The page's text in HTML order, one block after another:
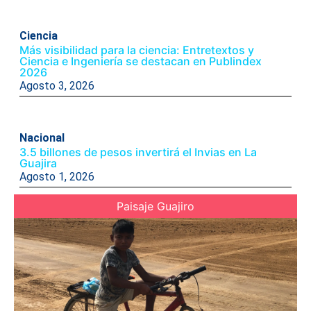
Ciencia
Más visibilidad para la ciencia: Entretextos y
Ciencia e Ingeniería se destacan en Publindex
2026
Agosto 3, 2026
Nacional
3.5 billones de pesos invertirá el Invias en La
Guajira
Agosto 1, 2026
Paisaje Guajiro